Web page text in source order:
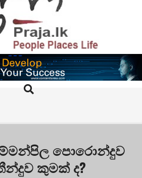
Search
පොරොන්දුව
කුමක් ද?